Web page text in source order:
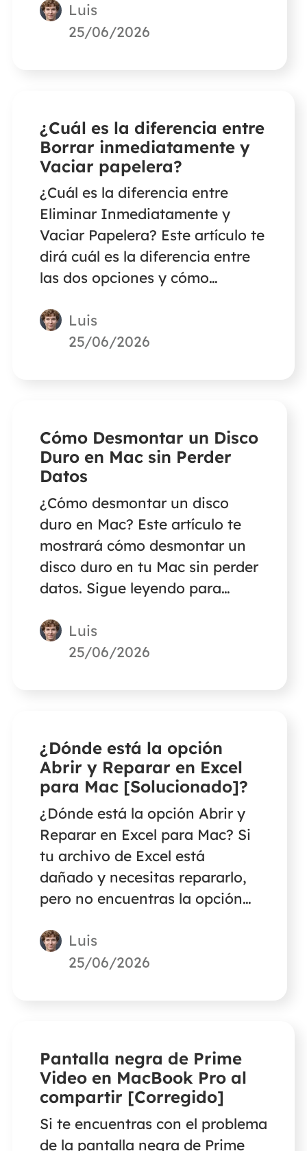
errores de disco y fallos del
sistema de archivos. Lee este
Luis
25/06/2026
¿Cuál es la diferencia entre
Borrar inmediatamente y
Vaciar papelera?
¿Cuál es la diferencia entre
Eliminar Inmediatamente y
Vaciar Papelera? Este artículo te
dirá cuál es la diferencia entre
las dos opciones y cómo
mediante Borrar
inmediatamente y Vaciar
Luis
25/06/2026
Cómo Desmontar un Disco
Duro en Mac sin Perder
Datos
¿Cómo desmontar un disco
duro en Mac? Este artículo te
mostrará cómo desmontar un
disco duro en tu Mac sin perder
datos. Sigue leyendo para
detallada.
Luis
25/06/2026
¿Dónde está la opción
Abrir y Reparar en Excel
para Mac [Solucionado]?
¿Dónde está la opción Abrir y
Reparar en Excel para Mac? Si
tu archivo de Excel está
dañado y necesitas repararlo,
pero no encuentras la opción
Excel de Windows. No te
preocupes. Este artículo te dará
Luis
25/06/2026
Pantalla negra de Prime
Video en MacBook Pro al
compartir [Corregido]
Si te encuentras con el problema
de la pantalla negra de Prime